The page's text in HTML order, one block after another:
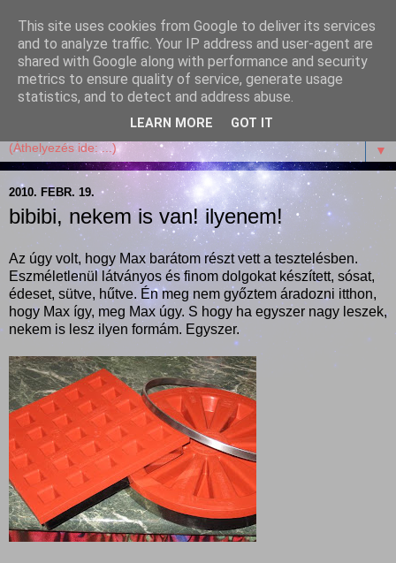
Garffyka
Szösszenetek a konyhámból, az életemből. Mosollyal,
receptekkel, vidámsággal, marcipánnal, csokival.
▼
2010. FEBR. 19.
bibibi, nekem is van! ilyenem!
Az úgy volt, hogy Max barátom részt vett a tesztelésben.
Eszméletlenül látványos és finom dolgokat készített, sósat,
édeset, sütve, hűtve. Én meg nem győztem áradozni itthon,
hogy Max így, meg Max úgy. S hogy ha egyszer nagy leszek,
nekem is lesz ilyen formám. Egyszer.
This site uses cookies from Google to deliver its services
and to analyze traffic. Your IP address and user-agent are
shared with Google along with performance and security
metrics to ensure quality of service, generate usage
statistics, and to detect and address abuse.
LEARN MORE GOT IT